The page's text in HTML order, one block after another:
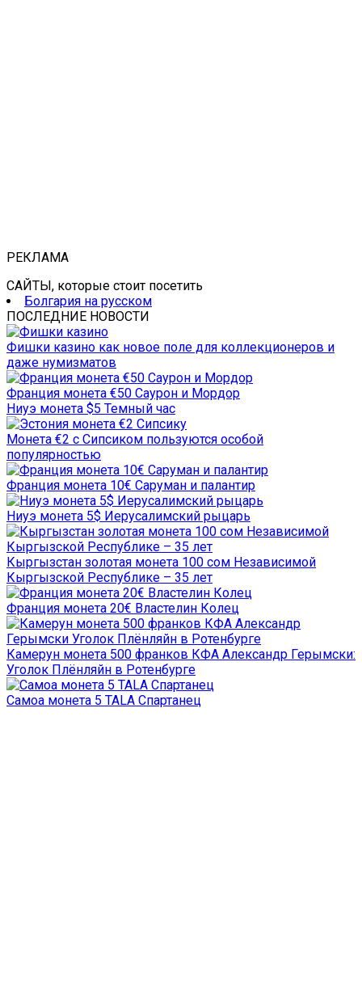
РЕКЛАМА
САЙТЫ, которые стоит посетить
Болгария на русском
ПОСЛЕДНИЕ НОВОСТИ
Фишки казино как новое поле для коллекционеров и
даже нумизматов
Франция монета €50 Саурон и Мордор
Ниуэ монета $5 Темный час
Монета €2 с Сипсиком пользуются особой
популярностью
Франция монета 10€ Саруман и палантир
Ниуэ монета 5$ Иерусалимский рыцарь
Кыргызстан золотая монета 100 сом Независимой
Кыргызской Республике – 35 лет
Франция монета 20€ Властелин Колец
Камерун монета 500 франков КФА Александр Герымски:
Уголок Плёнляйн в Ротенбурге
Самоа монета 5 TALA Спартанец